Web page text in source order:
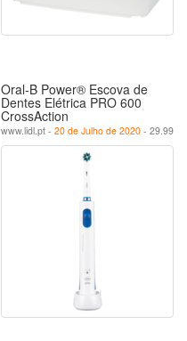
Oral-B Power® Escova de
Dentes Elétrica PRO 600
CrossAction
www.lidl.pt - 20 de Julho de 2020 - 29.99